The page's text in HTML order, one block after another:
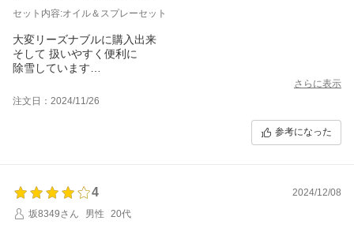
セット内容:オイル＆スプレーセット
大変リーズナブルに購入出来
そして 扱いやすく便利に
除雪しています
さらに表示
注文日：2024/11/26
参考になった
4
2024/12/08
坂8349さん
男性
20代